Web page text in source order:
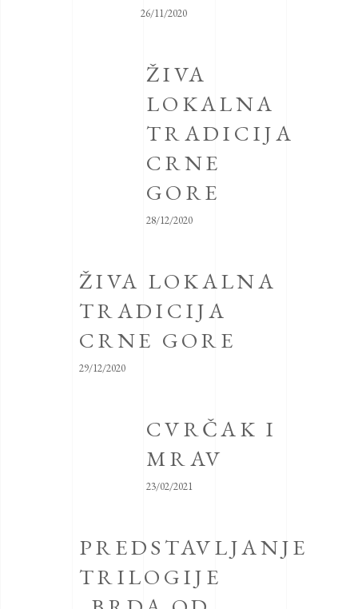
26/11/2020
ŽIVA
LOKALNA
TRADICIJA
CRNE
GORE
28/12/2020
ŽIVA LOKALNA
TRADICIJA
CRNE GORE
29/12/2020
CVRČAK I
MRAV
23/02/2021
PREDSTAVLJANJE
TRILOGIJE